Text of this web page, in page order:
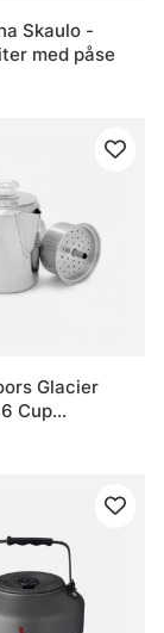
Skaulo -
med påse
Glacier
Cup